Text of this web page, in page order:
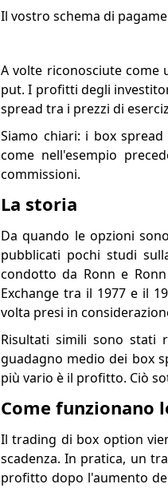
Il vostro schema di
A volte riconosciute
put. I profitti degli
spread tra i prezzi di
Siamo chiari: i box
come nell'esempio
commissioni.
La storia
Da quando le opzioni
pubblicati pochi studi
condotto da Ronn e
Exchange tra il 1977 e il
volta presi in
Risultati simili sono stati
guadagno medio dei box
più vario è il profitto. Ciò
Come funzionano
Il trading di box option
scadenza. In pratica, un
profitto dopo l'aumento